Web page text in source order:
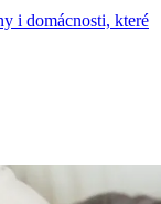
i domácnosti, které